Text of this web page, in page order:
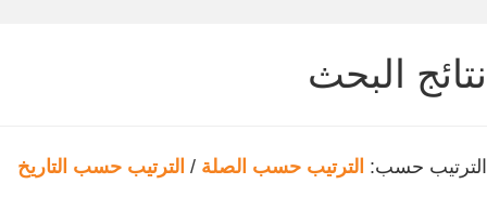
نتائج البحث
الترتيب حسب: الترتيب حسب الصلة / الترتيب حسب التاريخ